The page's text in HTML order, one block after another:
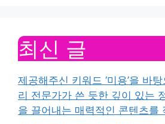
최신 글
제공해주신 키워드 ‘미용’을 바
리 전문가가 쓴 듯한 깊이 있는
을 끌어내는 매력적인 콘텐츠를